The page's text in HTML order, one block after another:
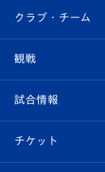
すべて
クラブ
試合情報
クラブ・チーム
クラブ概要
エンブレム紹介
観戦
観戦ルール
はじめての観戦
試合情報
試合日程/結果
チケット